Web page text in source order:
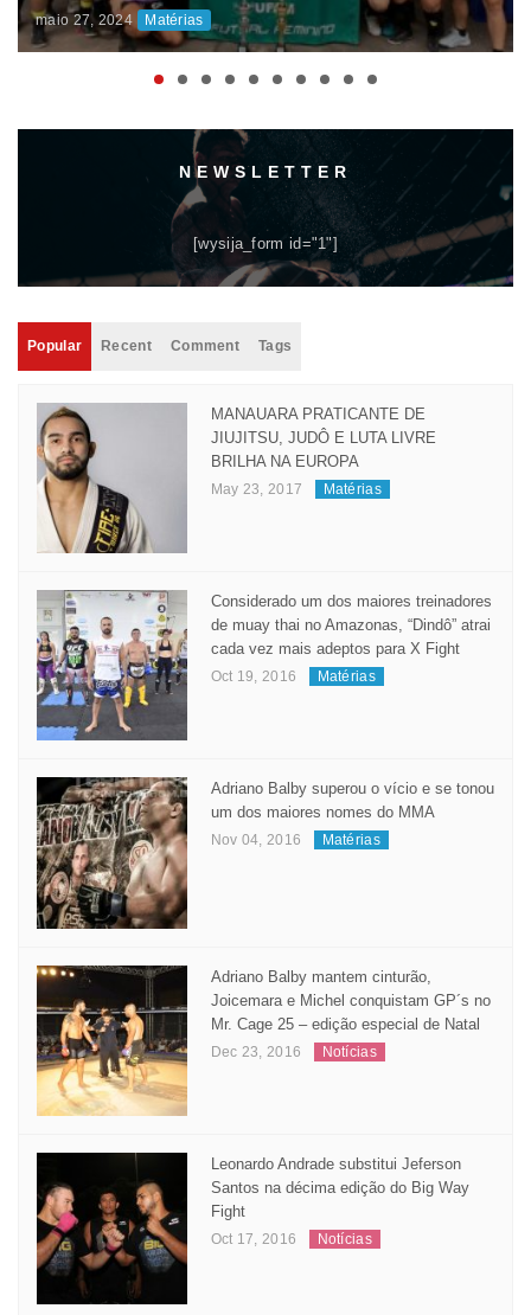
maio 27, 2024 Matérias
NEWSLETTER
[wysija_form id="1"]
Popular Recent Comment Tags
MANAUARA PRATICANTE DE
JIUJITSU, JUDÔ E LUTA LIVRE
BRILHA NA EUROPA
May 23, 2017 Matérias
Considerado um dos maiores treinadores
de muay thai no Amazonas, “Dindô” atrai
cada vez mais adeptos para X Fight
Oct 19, 2016 Matérias
Adriano Balby superou o vício e se tonou
um dos maiores nomes do MMA
Nov 04, 2016 Matérias
Adriano Balby mantem cinturão,
Joicemara e Michel conquistam GP´s no
Mr. Cage 25 – edição especial de Natal
Dec 23, 2016 Notícias
Leonardo Andrade substitui Jeferson
Santos na décima edição do Big Way
Fight
Oct 17, 2016 Notícias